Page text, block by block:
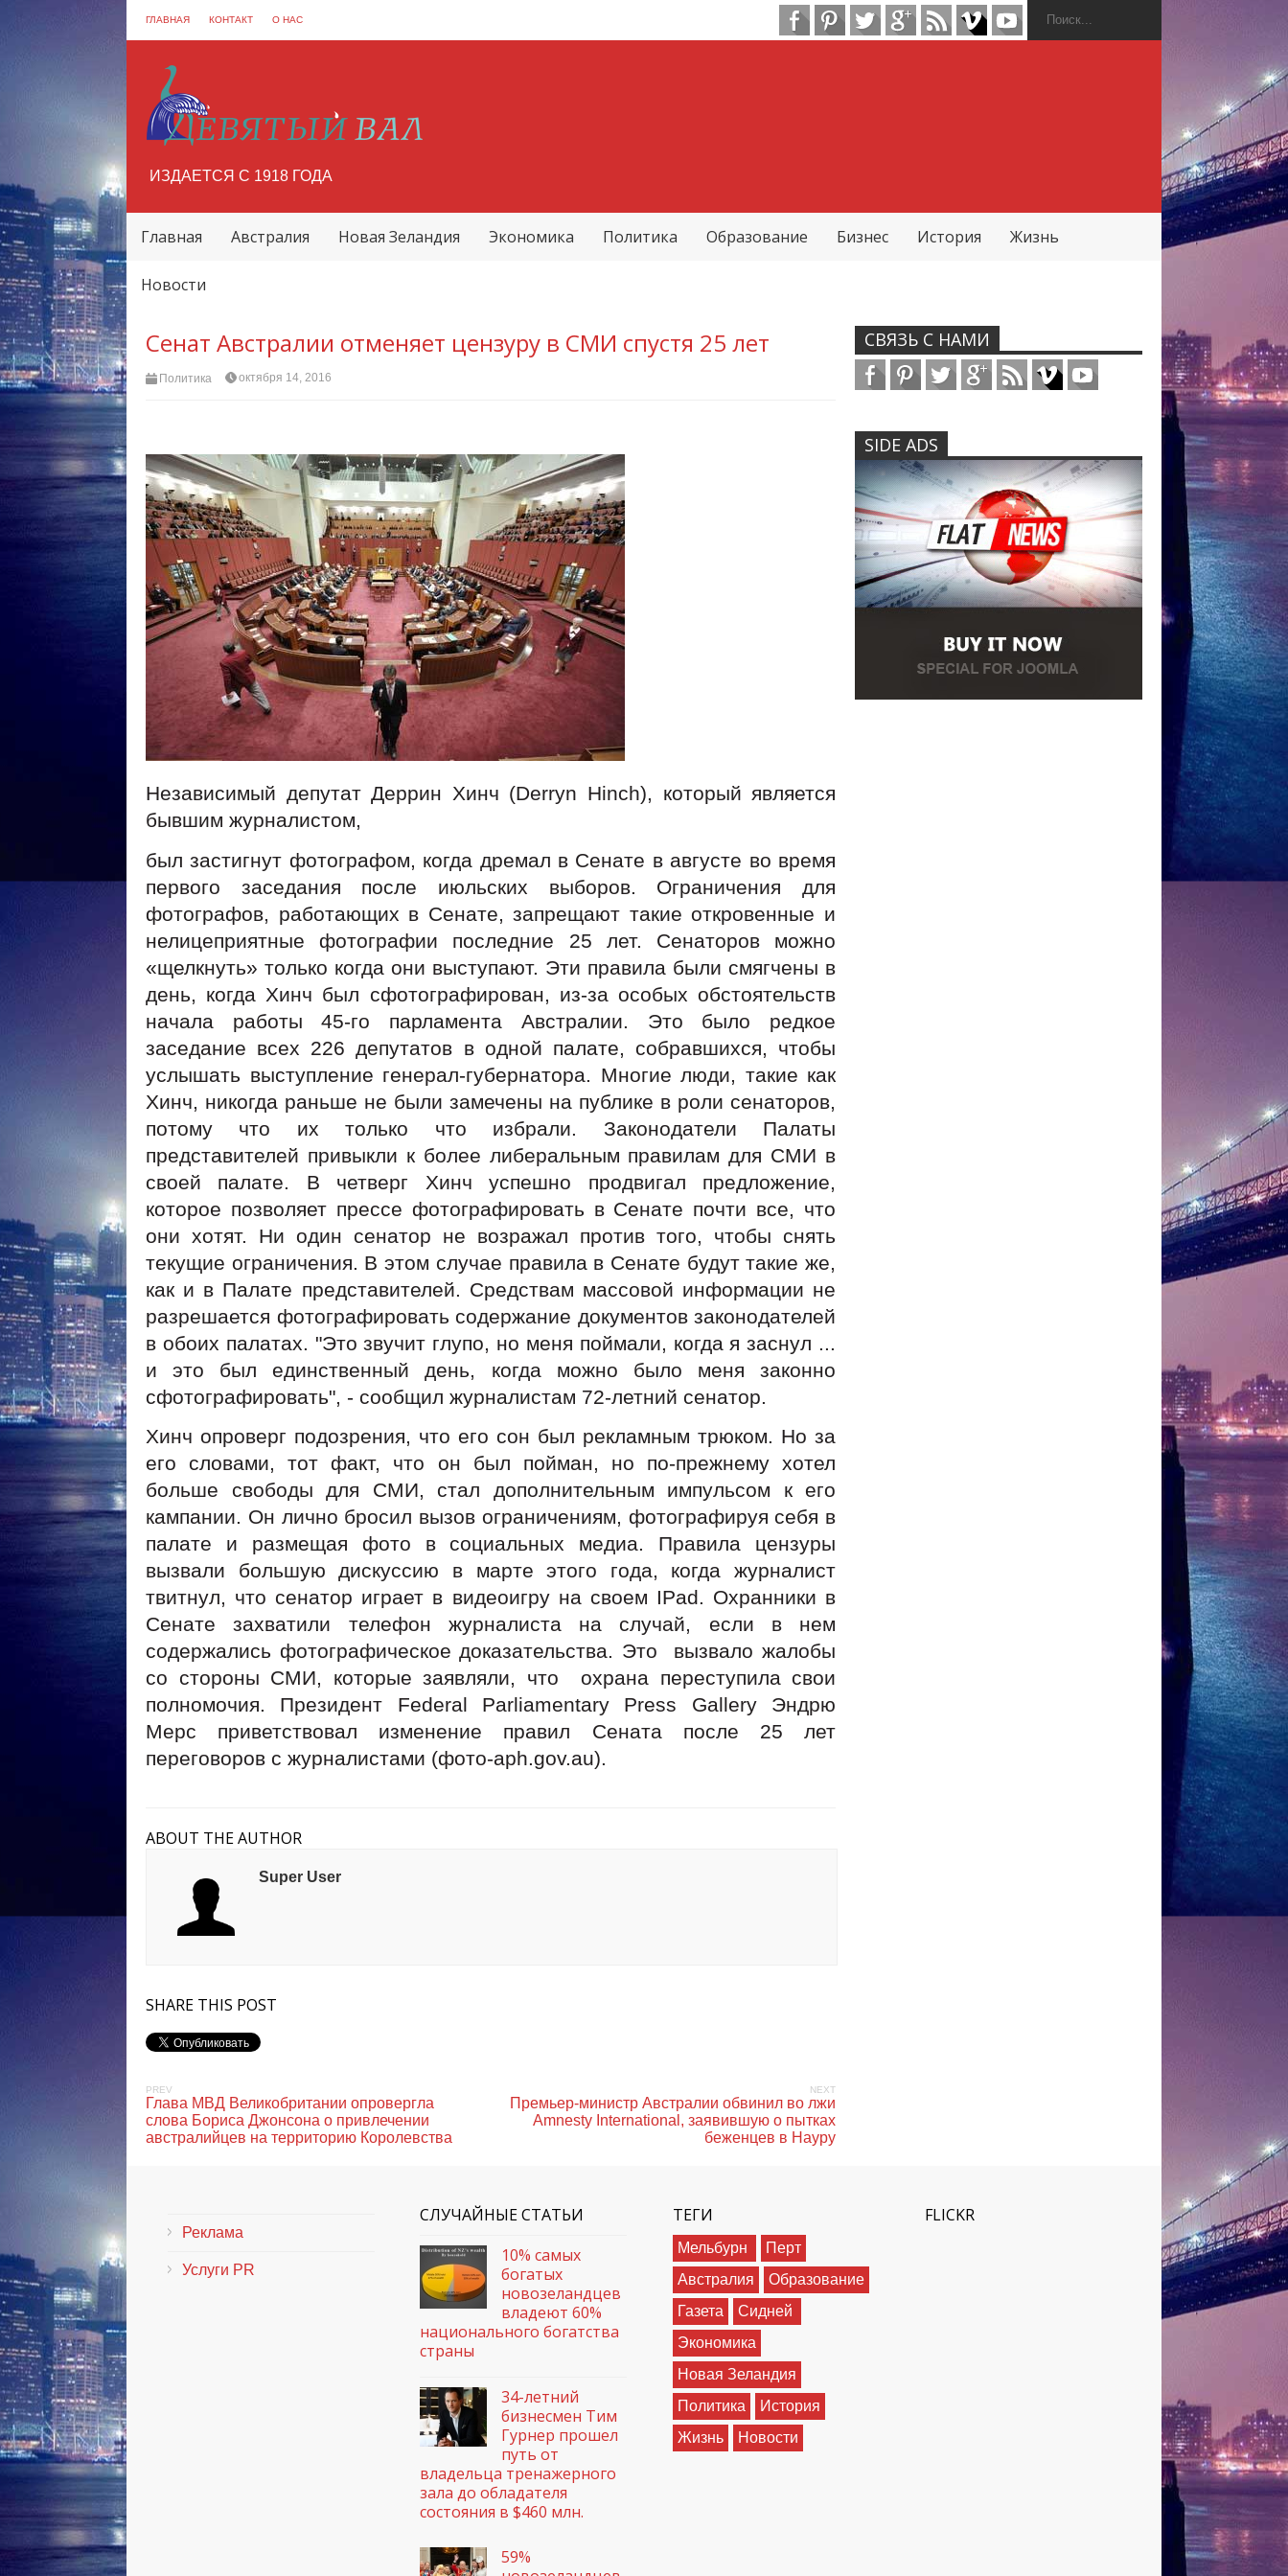
ГЛАВНАЯ КОНТАКТ О НАС
ИЗДАЕТСЯ С 1918 ГОДА
Главная Австралия Новая Зеландия Экономика Политика Образование Бизнес История Жизнь
Новости
Сенат Австралии отменяет цензуру в СМИ спустя 25 лет
Политика октября 14, 2016
Независимый депутат Деррин Хинч (Derryn Hinch), который является
бывшим журналистом,
был застигнут фотографом, когда дремал в Сенате в августе во время
первого заседания после июльских выборов. Ограничения для
фотографов, работающих в Сенате, запрещают такие откровенные и
нелицеприятные фотографии последние 25 лет. Сенаторов можно
«щелкнуть» только когда они выступают. Эти правила были смягчены в
день, когда Хинч был сфотографирован, из-за особых обстоятельств
начала работы 45-го парламента Австралии. Это было редкое
заседание всех 226 депутатов в одной палате, собравшихся, чтобы
услышать выступление генерал-губернатора. Многие люди, такие как
Хинч, никогда раньше не были замечены на публике в роли сенаторов,
потому что их только что избрали. Законодатели Палаты
представителей привыкли к более либеральным правилам для СМИ в
своей палате. В четверг Хинч успешно продвигал предложение,
которое позволяет прессе фотографировать в Сенате почти все, что
они хотят. Ни один сенатор не возражал против того, чтобы снять
текущие ограничения. В этом случае правила в Сенате будут такие же,
как и в Палате представителей. Средствам массовой информации не
разрешается фотографировать содержание документов законодателей
в обоих палатах. "Это звучит глупо, но меня поймали, когда я заснул ...
и это был единственный день, когда можно было меня законно
сфотографировать", - сообщил журналистам 72-летний сенатор.
Хинч опроверг подозрения, что его сон был рекламным трюком. Но за
его словами, тот факт, что он был пойман, но по-прежнему хотел
больше свободы для СМИ, стал дополнительным импульсом к его
кампании. Он лично бросил вызов ограничениям, фотографируя себя в
палате и размещая фото в социальных медиа. Правила цензуры
вызвали большую дискуссию в марте этого года, когда журналист
твитнул, что сенатор играет в видеоигру на своем IPad. Охранники в
Сенате захватили телефон журналиста на случай, если в нем
содержались фотографическое доказательства. Это вызвало жалобы
со стороны СМИ, которые заявляли, что охрана переступила свои
полномочия. Президент Federal Parliamentary Press Gallery Эндрю
Мерс приветствовал изменение правил Сената после 25 лет
переговоров с журналистами (фото-aph.gov.au).
ABOUT THE AUTHOR
Super User
SHARE THIS POST
PREV
Глава МВД Великобритании опровергла
слова Бориса Джонсона о привлечении
австралийцев на территорию Королевства
NEXT
Премьер-министр Австралии обвинил во лжи
Amnesty International, заявившую о пытках
беженцев в Науру
СВЯЗЬ С НАМИ
SIDE ADS
Реклама
Услуги PR
СЛУЧАЙНЫЕ СТАТЬИ
10% самых
богатых
новозеландцев
владеют 60%
национального богатства
страны
34-летний
бизнесмен Тим
Гурнер прошел
путь от
владельца тренажерного
зала до обладателя
состояния в $460 млн.
59%
ТЕГИ
Мельбурн
Перт
Австралия
Образование
Газета
Сидней
Экономика
Новая Зеландия
Политика
История
Жизнь
Новости
FLICKR